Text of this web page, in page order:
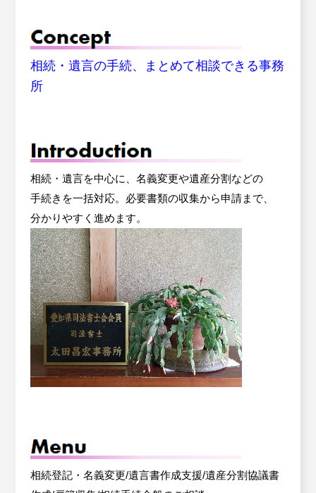
相続・遺言の手続、まとめて相談できる事務
所
相続・遺言を中心に、名義変更や遺産分割などの
手続きを一括対応。必要書類の収集から申請まで、
分かりやすく進めます。
相続登記・名義変更/遺言書作成支援/遺産分割協議書